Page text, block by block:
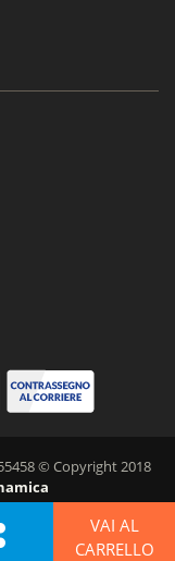
© Copyright 2018
VAI AL
CARRELLO